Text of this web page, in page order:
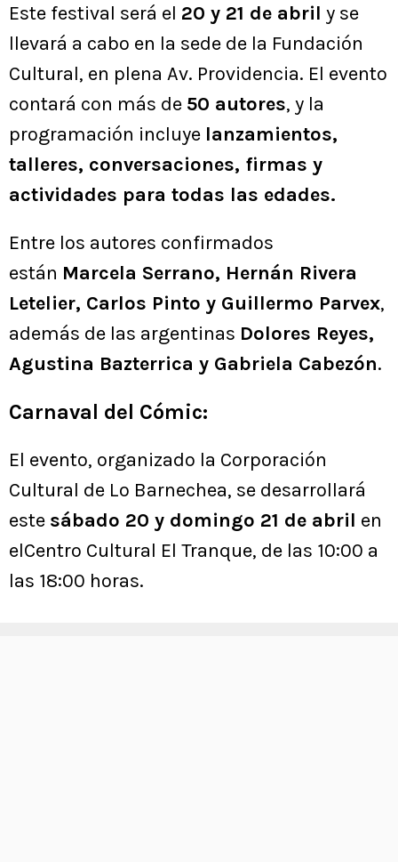
Este festival será el 20 y 21 de abril y se
llevará a cabo en la sede de la Fundación
Cultural, en plena Av. Providencia. El evento
contará con más de 50 autores, y la
programación incluye lanzamientos,
talleres, conversaciones, firmas y
actividades para todas las edades.
Entre los autores confirmados
están Marcela Serrano, Hernán Rivera
Letelier, Carlos Pinto y Guillermo Parvex,
además de las argentinas Dolores Reyes,
Agustina Bazterrica y Gabriela Cabezón.
Carnaval del Cómic:
El evento, organizado la Corporación
Cultural de Lo Barnechea, se desarrollará
este sábado 20 y domingo 21 de abril en
elCentro Cultural El Tranque, de las 10:00 a
las 18:00 horas.